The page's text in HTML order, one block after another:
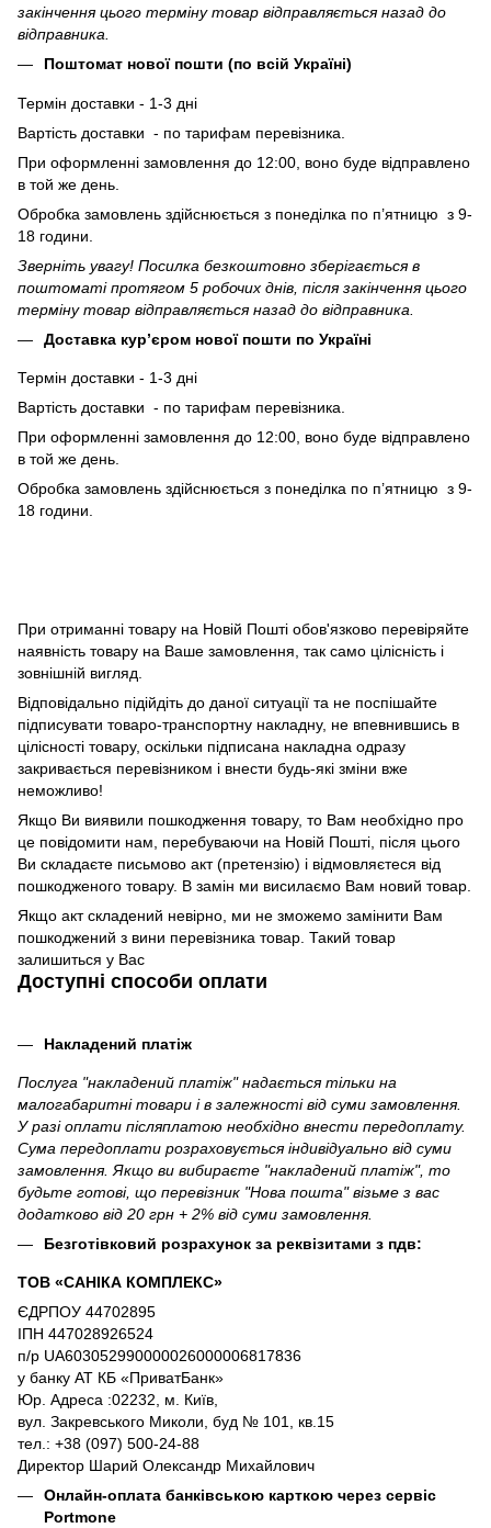
закінчення цього терміну товар відправляється назад до
відправника.
Поштомат нової пошти (по всій Україні)
Термін доставки - 1-3 дні
Вартість доставки - по тарифам перевізника.
При оформленні замовлення до 12:00, воно буде відправлено
в той же день.
Обробка замовлень здійснюється з понеділка по п’ятницю з 9-
18 години.
Зверніть увагу! Посилка безкоштовно зберігається в
поштоматі протягом 5 робочих днів, після закінчення цього
терміну товар відправляється назад до відправника.
Доставка кур’єром нової пошти по Україні
Термін доставки - 1-3 дні
Вартість доставки - по тарифам перевізника.
При оформленні замовлення до 12:00, воно буде відправлено
в той же день.
Обробка замовлень здійснюється з понеділка по п’ятницю з 9-
18 години.
При отриманні товару на Новій Пошті обов'язково перевіряйте
наявність товару на Ваше замовлення, так само цілісність і
зовнішній вигляд.
Відповідально підійдіть до даної ситуації та не поспішайте
підписувати товаро-транспортну накладну, не впевнившись в
цілісності товару, оскільки підписана накладна одразу
закривається перевізником і внести будь-які зміни вже
неможливо!
Якщо Ви виявили пошкодження товару, то Вам необхідно про
це повідомити нам, перебуваючи на Новій Пошті, після цього
Ви складаєте письмово акт (претензію) і відмовляєтеся від
пошкодженого товару. В замін ми висилаємо Вам новий товар.
Якщо акт складений невірно, ми не зможемо замінити Вам
пошкоджений з вини перевізника товар. Такий товар
залишиться у Вас
Доступні способи оплати
Накладений платіж
Послуга "накладений платіж" надається тільки на
малогабаритні товари і в залежності від суми замовлення.
У разі оплати післяплатою необхідно внести передоплату.
Сума передоплати розраховується індивідуально від суми
замовлення. Якщо ви вибираєте "накладений платіж", то
будьте готові, що перевізник "Нова пошта" візьме з вас
додатково від 20 грн + 2% від суми замовлення.
Безготівковий розрахунок за реквізитами з пдв:
ТОВ «САНІКА КОМПЛЕКС»
ЄДРПОУ 44702895
ІПН 447028926524
п/р UA603052990000026000006817836
у банку АТ КБ «ПриватБанк»
Юр. Адреса :02232, м. Київ,
вул. Закревського Миколи, буд № 101, кв.15
тел.: +38 (097) 500-24-88
Директор Шарий Олександр Михайлович
Онлайн-оплата банківською карткою через сервіс
Portmone